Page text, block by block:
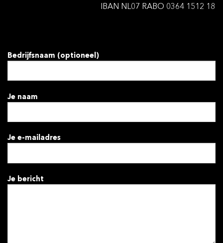
IBAN NL07 RABO 0364 1512 18
Bedrijfsnaam (optioneel)
Je naam
Je e-mailadres
Je bericht